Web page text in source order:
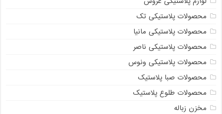
محصولات پلاستیکی تک
محصولات پلاستیکی مانیا
محصولات پلاستیکی ناصر
محصولات پلاستیکی ونوس
محصولات صبا پلاستیک
محصولات طلوع پلاستیک
مخزن زباله